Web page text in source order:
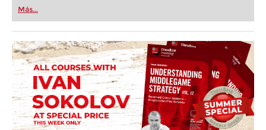
first steps into the world of club chess, or already
playing at a tournament level: with FRITZ, you can
train more efficiently, intelligently and with a
more personalised approach than ever before.
Más...